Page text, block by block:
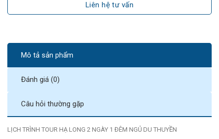
Liên hệ tư vấn
Mô tả sản phẩm
Đánh giá (0)
Câu hỏi thường gặp
LỊCH TRÌNH TOUR HẠ LONG 2 NGÀY 1 ĐÊM NGỦ DU THUYỀN